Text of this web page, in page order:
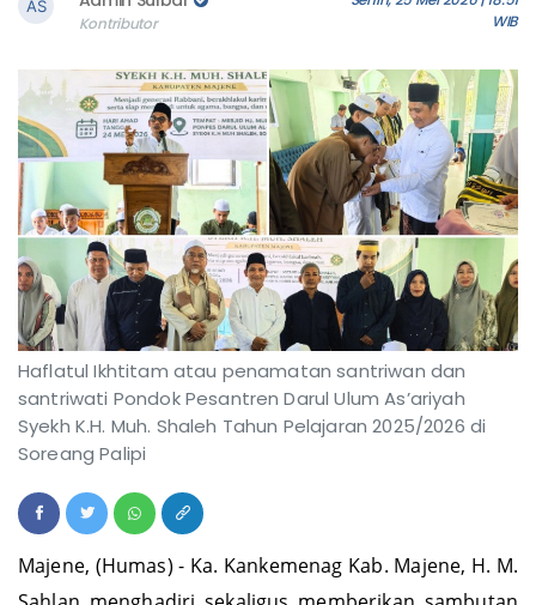
Admin Sulbar
Senin, 25 Mei 2026 | 18:51
Haflatul Ikhtitam atau penamatan santriwan dan
santriwati Pondok Pesantren Darul Ulum As’ariyah
Syekh K.H. Muh. Shaleh Tahun Pelajaran 2025/2026 di
Majene, (Humas) - Ka. Kankemenag Kab. Majene, H. M.